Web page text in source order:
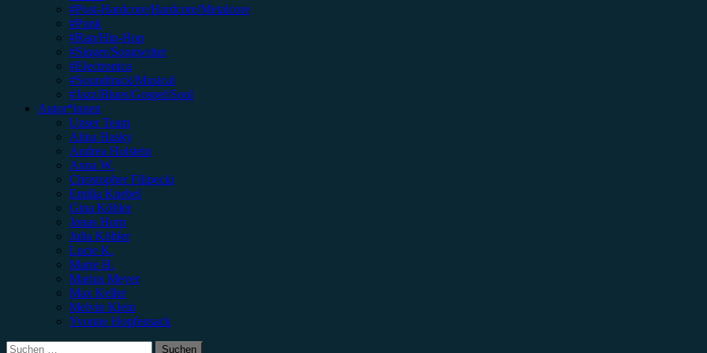
#Post-Hardcore/Hardcore/Metalcore
#Punk
#Rap/Hip-Hop
#Singer/Songwriter
#Electronica
#Soundtrack/Musical
#Jazz/Blues/Gospel/Soul
Autor*innen
Unser Team
Alina Hasky
Andrea Holstein
Anna W.
Christopher Filipecki
Emilia Knebel
Gina Köhler
Jonas Horn
Julia Köhler
Lucie K.
Marie H.
Marius Meyer
Max Keller
Melvin Klein
Yvonne Hopfensack
Suchen